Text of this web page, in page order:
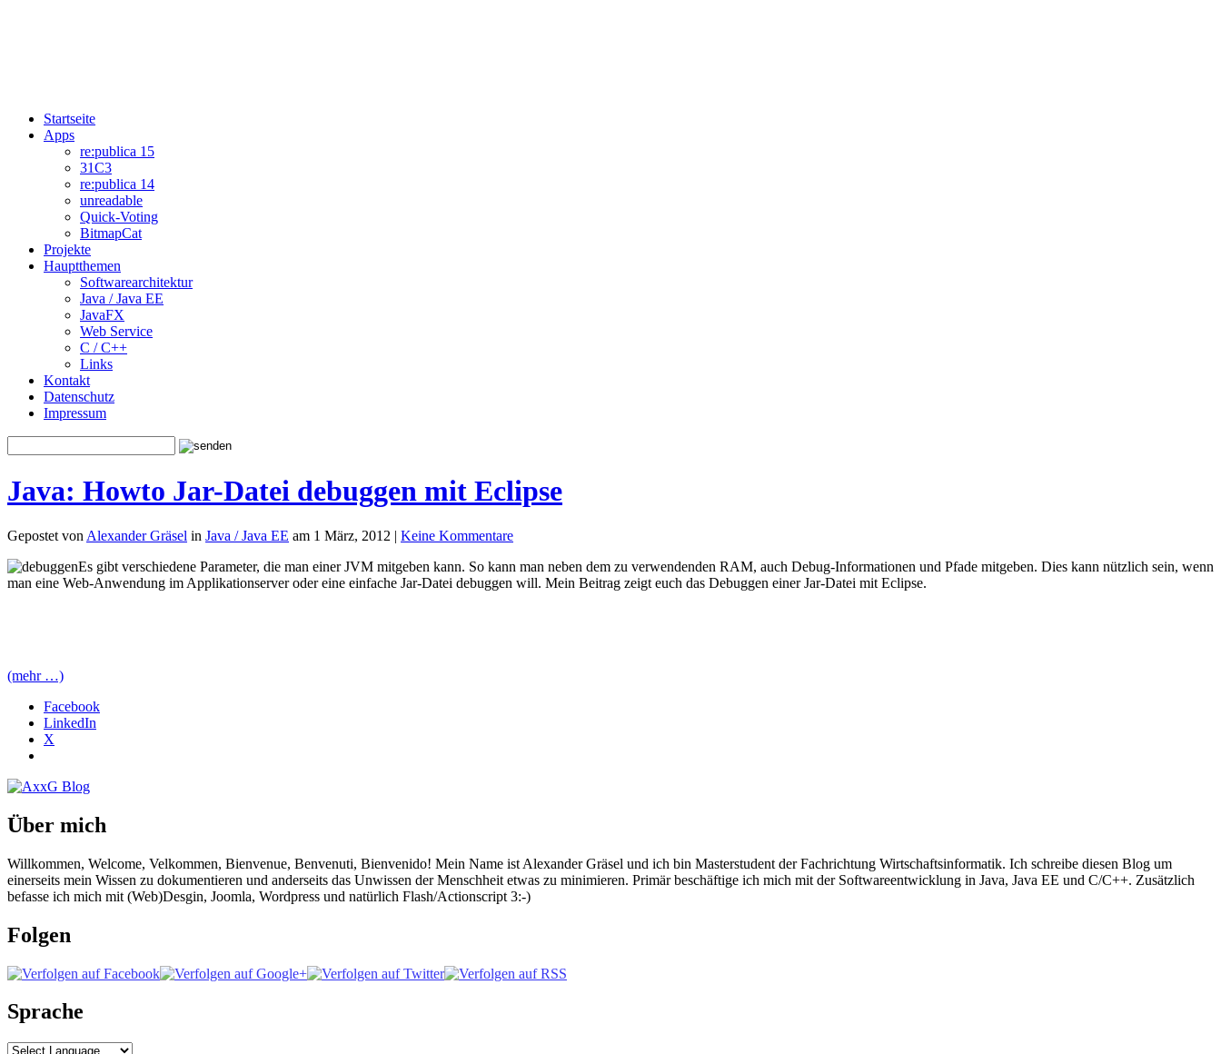
Startseite
Apps
re:publica 15
31C3
re:publica 14
unreadable
Quick-Voting
BitmapCat
Projekte
Hauptthemen
Softwarearchitektur
Java / Java EE
JavaFX
Web Service
C / C++
Links
Kontakt
Datenschutz
Impressum
Java: Howto Jar-Datei debuggen mit Eclipse
Gepostet von Alexander Gräsel in Java / Java EE am 1 März, 2012 | Keine Kommentare
Es gibt verschiedene Parameter, die man einer JVM mitgeben kann. So kann man neben dem zu verwendenden RAM, auch Debug-Informationen und Pfade mitgeben. Dies kann nützlich sein, wenn
man eine Web-Anwendung im Applikationserver oder eine einfache Jar-Datei debuggen will. Mein Beitrag zeigt euch das Debuggen einer Jar-Datei mit Eclipse.
(mehr …)
Facebook
LinkedIn
X
Über mich
Willkommen, Welcome, Velkommen, Bienvenue, Benvenuti, Bienvenido! Mein Name ist Alexander Gräsel und ich bin Masterstudent der Fachrichtung Wirtschaftsinformatik. Ich schreibe diesen Blog um
einerseits mein Wissen zu dokumentieren und anderseits das Unwissen der Menschheit etwas zu minimieren. Primär beschäftige ich mich mit der Softwareentwicklung in Java, Java EE und C/C++. Zusätzlich
befasse ich mich mit (Web)Desgin, Joomla, Wordpress und natürlich Flash/Actionscript 3:-)
Folgen
Sprache